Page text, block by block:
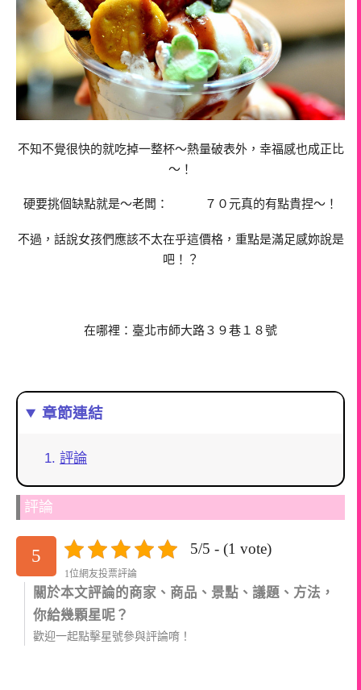
不知不覺很快的就吃掉一整杯～熱量破表外，幸福感也成正比
～！
硬要挑個缺點就是～老闆： ７０元真的有點貴捏～！
不過，話說女孩們應該不太在乎這價格，重點是滿足感妳說是
吧！？
在哪裡：臺北市師大路３９巷１８號
章節連結
評論
評論
5 5/5 - (1 vote)
1位網友投票評論
關於本文評論的商家、商品、景點、議題、方法，
你給幾顆星呢？
歡迎一起點擊星號參與評論唷！